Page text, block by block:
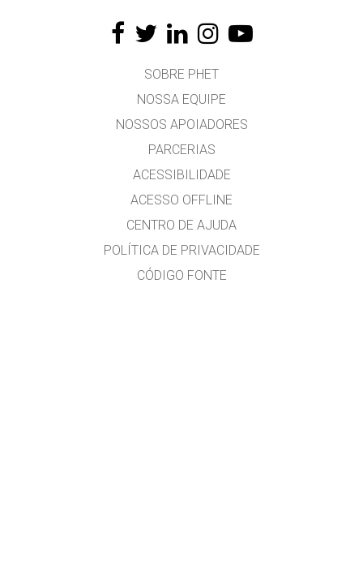
SOBRE PHET
NOSSA EQUIPE
NOSSOS APOIADORES
PARCERIAS
ACESSIBILIDADE
ACESSO OFFLINE
CENTRO DE AJUDA
POLÍTICA DE PRIVACIDADE
CÓDIGO FONTE